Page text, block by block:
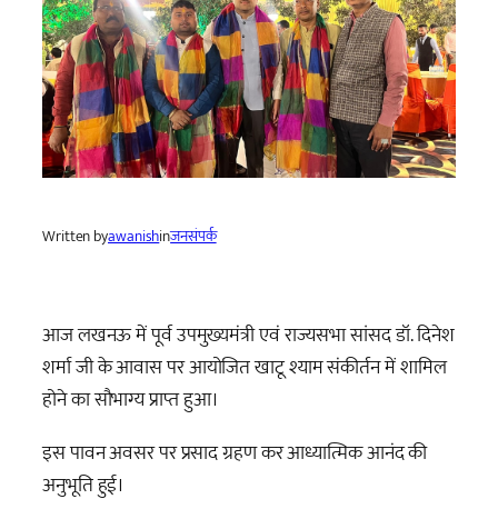
Written byawanishinजनसंपर्क
आज लखनऊ में पूर्व उपमुख्यमंत्री एवं राज्यसभा सांसद डॉ. दिनेश
शर्मा जी के आवास पर आयोजित खाटू श्याम संकीर्तन में शामिल
होने का सौभाग्य प्राप्त हुआ।
इस पावन अवसर पर प्रसाद ग्रहण कर आध्यात्मिक आनंद की
अनुभूति हुई।